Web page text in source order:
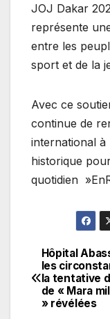
JOJ Dakar
représente
entre les
sport et de la
Avec ce
continue de
international à
historique
quotidien
de
Hôpital
les
la tentative
de « Mara
» révélées